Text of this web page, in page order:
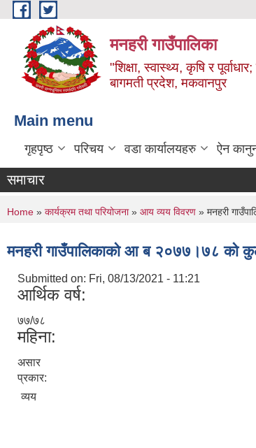
Skip to main content
मनहरी गाउँपालिका
"शिक्षा, स्वास्थ्य, कृषि र
बागमती प्रदेश, मकवानपुर
Main menu
गृहपृष्ठ परिचय वडा कार्यालयहरु ऐन
समाचार
You are here
Home » कार्यक्रम तथा परियोजना» आय व्यय विवरण » मनहरी
मनहरी गाउँपालिकाको आ ब २०७७।७८ को
Submitted on: Fri, 08/13/2021 - 11:21
आर्थिक वर्ष:
७७/७८
महिना:
असार
प्रकार:
व्यय